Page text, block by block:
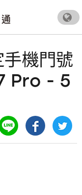
.
手機門號
Pro - 5